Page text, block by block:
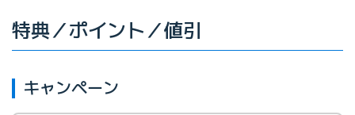
特典／ポイント／値引
キャンペーン